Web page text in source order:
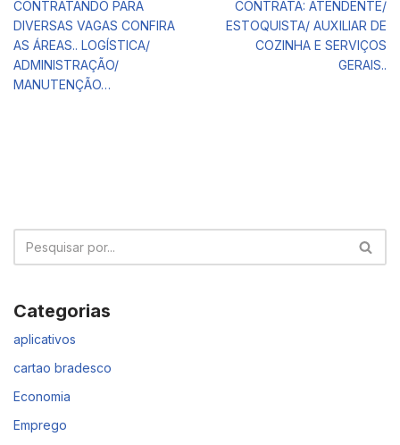
CONTRATANDO PARA
DIVERSAS VAGAS CONFIRA
AS ÁREAS.. LOGÍSTICA/
ADMINISTRAÇÃO/
MANUTENÇÃO…
CONTRATA: ATENDENTE/
ESTOQUISTA/ AUXILIAR DE
COZINHA E SERVIÇOS
GERAIS..
Categorias
aplicativos
cartao bradesco
Economia
Emprego